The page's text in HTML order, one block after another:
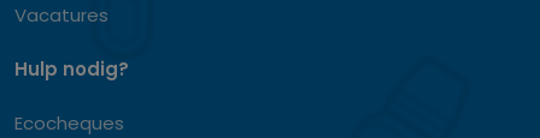
Vacatures
Hulp nodig?
Ecocheques